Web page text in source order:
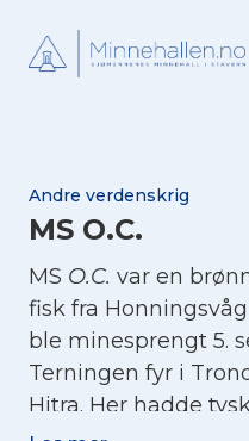
Andre verdenskrig
MS O.C.
MS O.C. var en
fisk fra
ble minesprengt 5.
Terningen fyr i
Hitra. Her hadde